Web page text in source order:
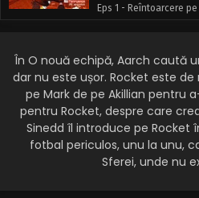
Eps 1 - Reîntoarcere
În O nouă echipă, Aarch caută
dar nu este ușor. Rocket este de
pe Mark de pe Akillian pentru
pentru Rocket, despre care
Sinedd îl introduce pe Rocket
fotbal periculos, unu la unu,
Sferei, unde nu